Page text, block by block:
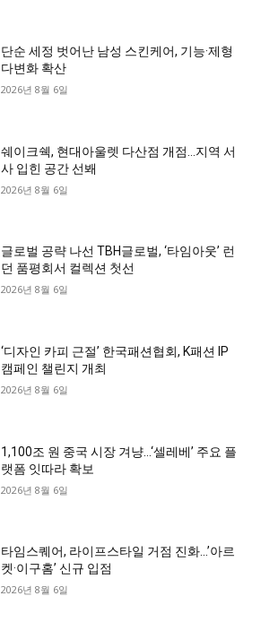
단순 세정 벗어난 남성 스킨케어, 기능·제형
다변화 확산
2026년 8월 6일
쉐이크쉑, 현대아울렛 다산점 개점…지역 서
사 입힌 공간 선봬
2026년 8월 6일
글로벌 공략 나선 TBH글로벌, ‘타임아웃’ 런
던 품평회서 컬렉션 첫선
2026년 8월 6일
‘디자인 카피 근절’ 한국패션협회, K패션 IP
캠페인 챌린지 개최
2026년 8월 6일
1,100조 원 중국 시장 겨냥…‘셀레베’ 주요 플
랫폼 잇따라 확보
2026년 8월 6일
타임스퀘어, 라이프스타일 거점 진화…’아르
켓·이구홈’ 신규 입점
2026년 8월 6일